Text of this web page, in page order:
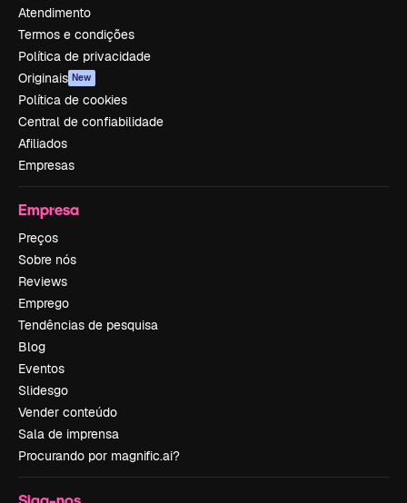
Atendimento
Termos e condições
Política de privacidade
Originais New
Política de cookies
Central de confiabilidade
Afiliados
Empresas
Empresa
Preços
Sobre nós
Reviews
Emprego
Tendências de pesquisa
Blog
Eventos
Slidesgo
Vender conteúdo
Sala de imprensa
Procurando por magnific.ai?